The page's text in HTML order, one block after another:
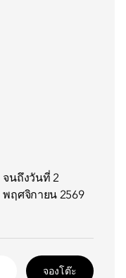
จนถึงวันที่ 2
พฤศจิกายน 2569
จองโต๊ะ